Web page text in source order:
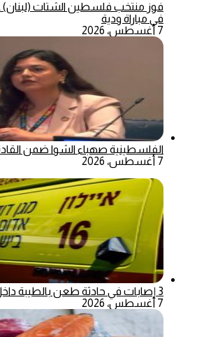
فوز منتخب فلسطين الشتات
في مباراة ودية
7 أغسطس، 2026
الفلسطينية صهباء الشوا ضمن
7 أغسطس، 2026
3 إصابات في حادثة طعن بالطيبة داخل أراضي الـ48
7 أغسطس، 2026